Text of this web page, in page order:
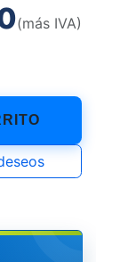
(más IVA)